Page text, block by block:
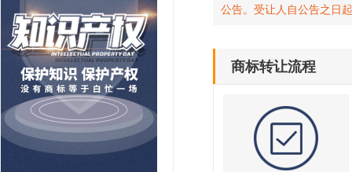
公告。受让人自公告之日
商标转让流程